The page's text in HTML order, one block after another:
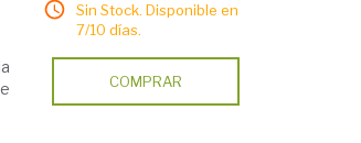
Sin Stock. Disponible en
7/10 días.
COMPRAR